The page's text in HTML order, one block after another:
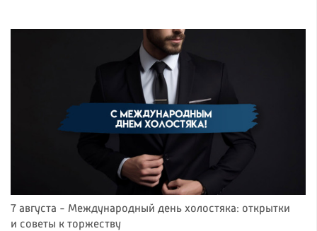
7 августа - Международный день холостяка: открытки
и советы к торжеству